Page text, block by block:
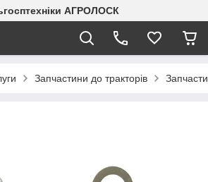
АГРОЛОСК
Запчастини до тракторів